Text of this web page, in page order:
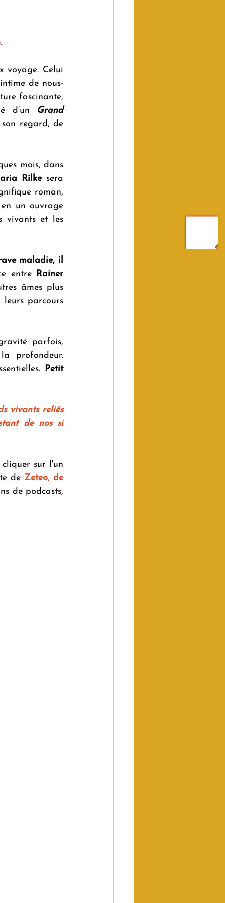
.
voyage. Celui
de nous-
fascinante,
d’un
Grand
regard, de
mois, dans
Rilke sera
roman,
un ouvrage
vivants et les
maladie, il
entre Rainer
âmes plus
leurs parcours
parfois,
Petit
vivants reliés
de nos si
sur l'un
de Zeteo, de
de podcasts,